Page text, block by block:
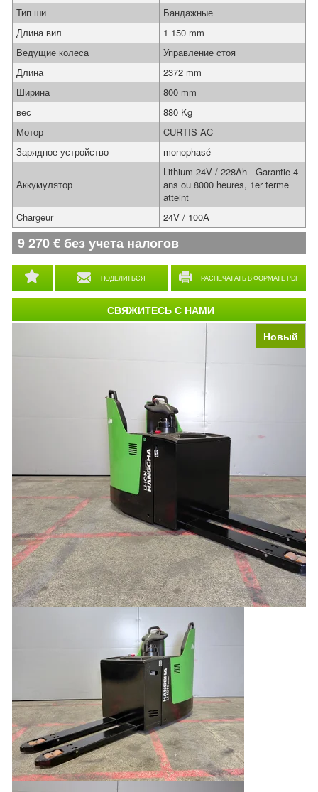
Новый
ПОДЕЛИТЬСЯ РАСПЕЧАТАТЬ В ФОРМАТЕ PDF
Тип ши
Бандажные
Длина вил
1 150 mm
Ведущие колеса
Управление стоя
Длина
2372 mm
Ширина
800 mm
вес
880 Kg
Мотор
CURTIS AC
Зарядное устройство
monophasé
Аккумулятор
Lithium 24V / 228Ah - Garantie 4
ans ou 8000 heures, 1er terme
atteint
Chargeur
24V / 100A
9 270€ без учета налогов
СВЯЖИТЕСЬ С НАМИ